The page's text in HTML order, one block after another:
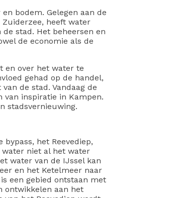
bodem. Gelegen aan de
heeft water
stad. Het beheersen en
de economie als de
en over het water te
gehad op de handel,
de stad. Vandaag de
van inspiratie in Kampen.
stadsvernieuwing.
het Reevediep,
niet al het water
water van de IJssel kan
en het Ketelmeer naar
een gebied ontstaan met
ontwikkelen aan het